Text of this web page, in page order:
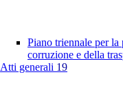
Piano triennale per la
corruzione e della
Atti generali 19